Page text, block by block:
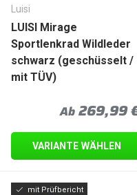
Luisi
LUISI Mirage
Sportlenkrad Wildleder
schwarz (geschüsselt /
mit TÜV)
Normaler
Ab269,99
VARIANTE WÄHLEN
mit Prüfbericht